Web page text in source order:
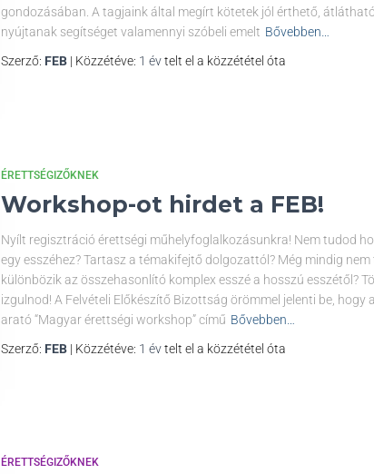
gondozásában. A tagjaink által megírt kötetek jól érthető,
nyújtanak segítséget valamennyi szóbeli emelt Bővebben…
Szerző: FEB| Közzétéve: 1 évtelt el a közzététel óta
ÉRETTSÉGIZŐKNEK
Workshop-ot hirdet a FEB!
Nyílt regisztráció érettségi műhelyfoglalkozásunkra! Nem tudod
egy esszéhez? Tartasz a témakifejtő dolgozattól? Még mindig
különbözik az összehasonlító komplex esszé a hosszú esszétől?
izgulnod! A Felvételi Előkészítő Bizottság örömmel jelenti be, hogy
arató “Magyar érettségi workshop” című Bővebben…
Szerző: FEB| Közzétéve: 1 évtelt el a közzététel óta
ÉRETTSÉGIZŐKNEK